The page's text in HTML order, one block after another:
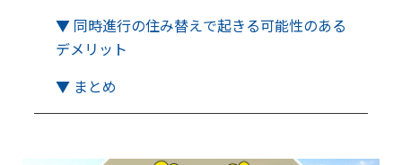
▼ 同時進行の住み替えで起きる可能性のある
デメリット
▼ まとめ